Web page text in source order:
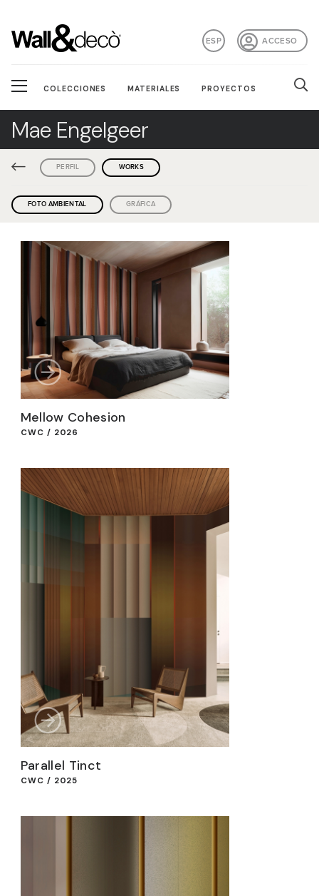
ACCESO
ESP
COLECCIONES MATERIALES PROYECTOS
Mae Engelgeer
PERFIL WORKS
FOTO AMBIENTAL GRÁFICA
Mellow Cohesion
CWC / 2026
Parallel Tinct
CWC / 2025